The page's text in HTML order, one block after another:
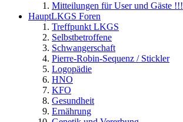
Mitteilungen für User und Gäste !!!
HauptLKGS Foren
Treffpunkt LKGS
Selbstbetroffene
Schwangerschaft
Pierre-Robin-Sequenz / Stickler
Logopädie
HNO
KFO
Gesundheit
Ernährung